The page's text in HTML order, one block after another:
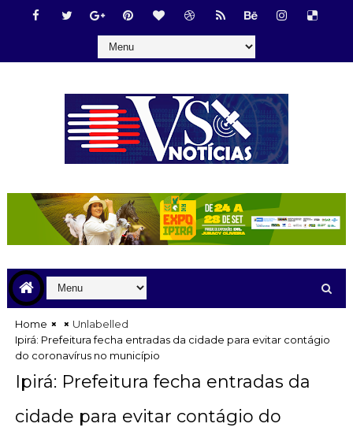
Home
Unlabelled
Ipirá: Prefeitura fecha entradas da cidade para evitar contágio
do coronavírus no município
Ipirá: Prefeitura fecha entradas da
cidade para evitar contágio do